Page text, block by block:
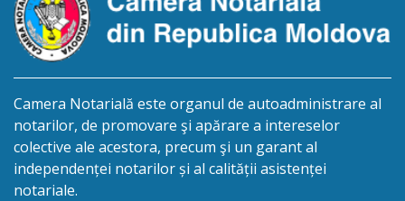
Camera Notarială este organul de autoadministrare al
notarilor, de promovare şi apărare a intereselor
colective ale acestora, precum şi un garant al
independenței notarilor și al calității asistenței
notariale.